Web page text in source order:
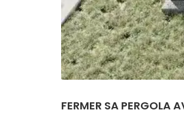
FERMER SA PERGOLA